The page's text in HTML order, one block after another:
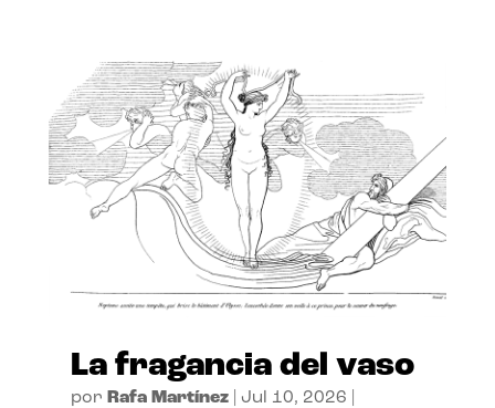
La fragancia del vaso
por Rafa Martínez| Jul 10, 2026